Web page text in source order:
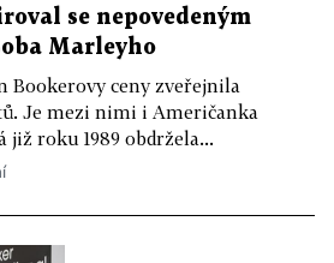
se nepovedeným
Marleyho
Bookerovy ceny zveřejnila
Je mezi nimi i Američanka
již roku 1989 obdržela...